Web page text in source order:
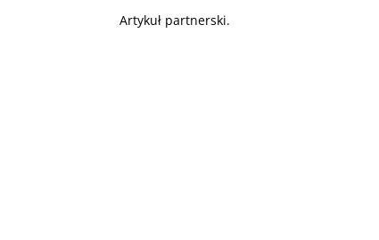
Artykuł partnerski.